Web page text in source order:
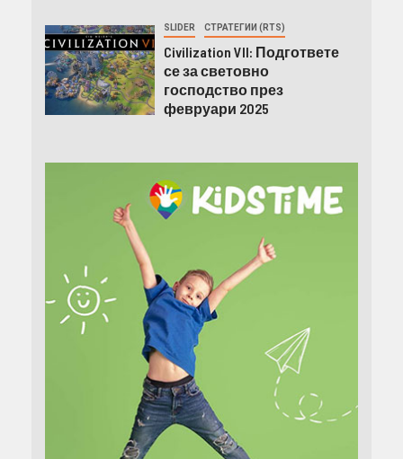
SLIDER СТРАТЕГИИ (RTS)
Civilization VII: Подгответе
се за световно
господство през
февруари 2025